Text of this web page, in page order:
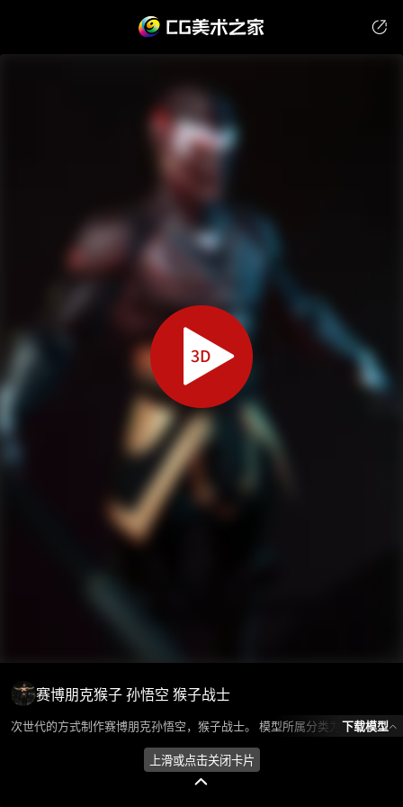
赛博朋克猴子 孙悟空 猴子战士
次世代的方式制作赛博朋克孙悟空，猴子战士。 模型所属分类为“人物角色-机甲/机器人”，模型风格为写实,东方，模型ID为101355，本模型由设计师 Huan环 在2024-08-20 19:31:51上传，含.fbx，.gltf，.fbx(FBX)相关源文件下载格式，点数为43519，面数为72680，材质数为5，贴图数为16，CG美术之家持续为您更新与数字孪生、影视动画和游戏VR等相关优质资源。
下载模型
上滑或点击关闭卡片